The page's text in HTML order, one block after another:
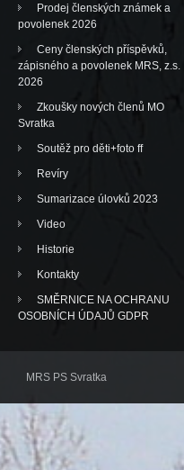
Prodej členských známek a
povolenek 2026
Ceny členských příspěvků,
zápisného a povolenek MRS, z.s.
2026
Zkoušky nových členů MO
Svratka
Soutěž pro děti+foto ff
Revíry
Sumarizace úlovků 2023
Video
Historie
Kontakty
SMĚRNICE NA OCHRANU
OSOBNÍCH ÚDAJŮ GDPR
MRS PS Svratka